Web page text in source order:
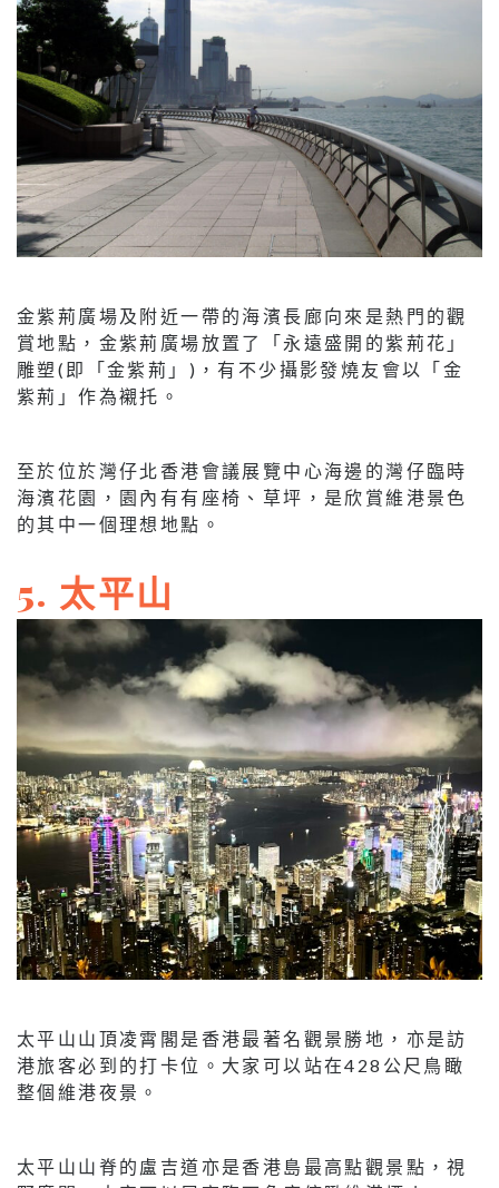
金紫荊廣場及附近一帶的海濱長廊向來是熱門的觀
賞地點，金紫荊廣場放置了「永遠盛開的紫荊花」
雕塑(即「金紫荊」)，有不少攝影發燒友會以「金
紫荊」作為襯托。
至於位於灣仔北香港會議展覽中心海邊的灣仔臨時
海濱花園，園內有有座椅、草坪，是欣賞維港景色
的其中一個理想地點。
5. 太平山
太平山山頂凌霄閣是香港最著名觀景勝地，亦是訪
港旅客必到的打卡位。大家可以站在428公尺鳥瞰
整個維港夜景。
太平山山脊的盧吉道亦是香港島最高點觀景點，視